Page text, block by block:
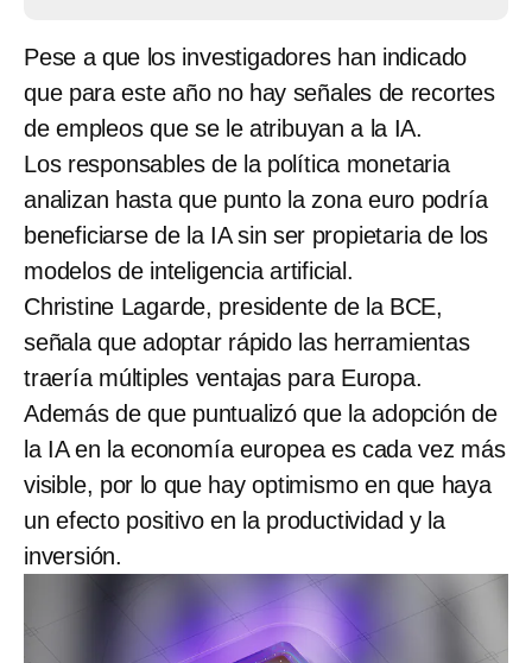
Pese a que los investigadores han indicado
que para este año no hay señales de recortes
de empleos que se le atribuyan a la IA.
Los responsables de la política monetaria
analizan hasta que punto la zona euro podría
beneficiarse de la IA sin ser propietaria de los
modelos de inteligencia artificial.
Christine Lagarde, presidente de la BCE,
señala que adoptar rápido las herramientas
traería múltiples ventajas para Europa.
Además de que puntualizó que la adopción de
la IA en la economía europea es cada vez más
visible, por lo que hay optimismo en que haya
un efecto positivo en la productividad y la
inversión.